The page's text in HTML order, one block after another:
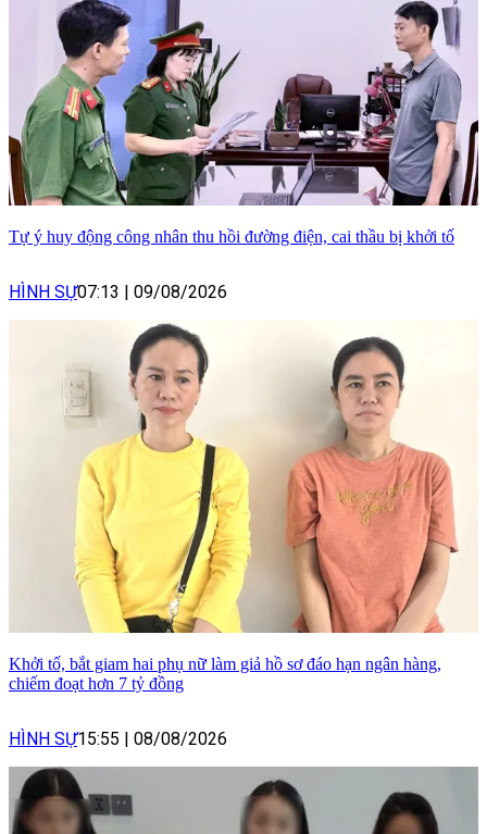
Tự ý huy động công nhân thu hồi đường điện, cai thầu bị khởi tố
HÌNH SỰ07:13 09/08/2026
Khởi tố, bắt giam hai phụ nữ làm giả hồ sơ đáo hạn ngân hàng,
chiếm đoạt hơn 7 tỷ đồng
HÌNH SỰ15:55 08/08/2026